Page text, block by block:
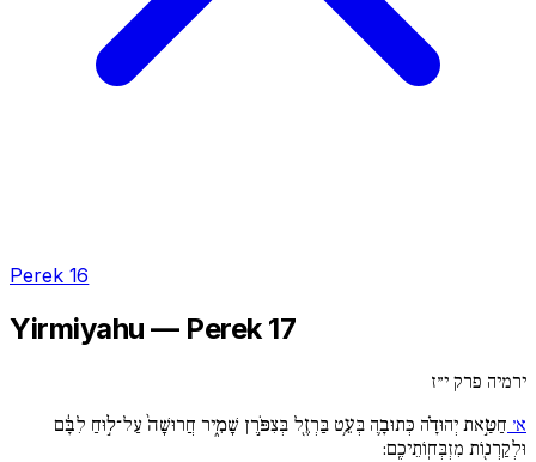
Perek 16
Yirmiyahu — Perek 17
ירמיה פרק י״ז
א׳ חַטַּ֣את יְהוּדָ֗ה כְּתוּבָ֛ה בְּעֵ֥ט בַּרְזֶ֖ל בְּצִפֹּ֣רֶן שָׁמִ֑יר חֲרוּשָׁה֙ עַל־ל֣וּחַ לִבָּ֔ם
וּלְקַרְנ֖וֹת מִזְבְּחֽוֹתֵיכֶֽם: